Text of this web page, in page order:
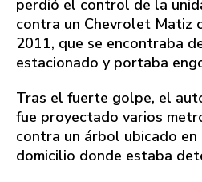
perdió el control de la
contra un Chevrolet Matiz
2011, que se encontraba
estacionado y portaba
Tras el fuerte golpe, el
fue proyectado varios
contra un árbol ubicado
domicilio donde estaba